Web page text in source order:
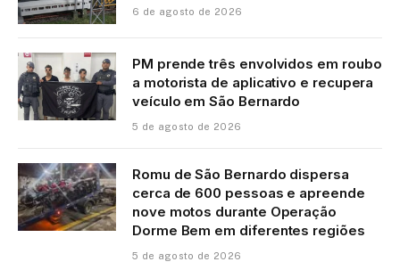
6 de agosto de 2026
PM prende três envolvidos em roubo
a motorista de aplicativo e recupera
veículo em São Bernardo
5 de agosto de 2026
Romu de São Bernardo dispersa
cerca de 600 pessoas e apreende
nove motos durante Operação
Dorme Bem em diferentes regiões
5 de agosto de 2026